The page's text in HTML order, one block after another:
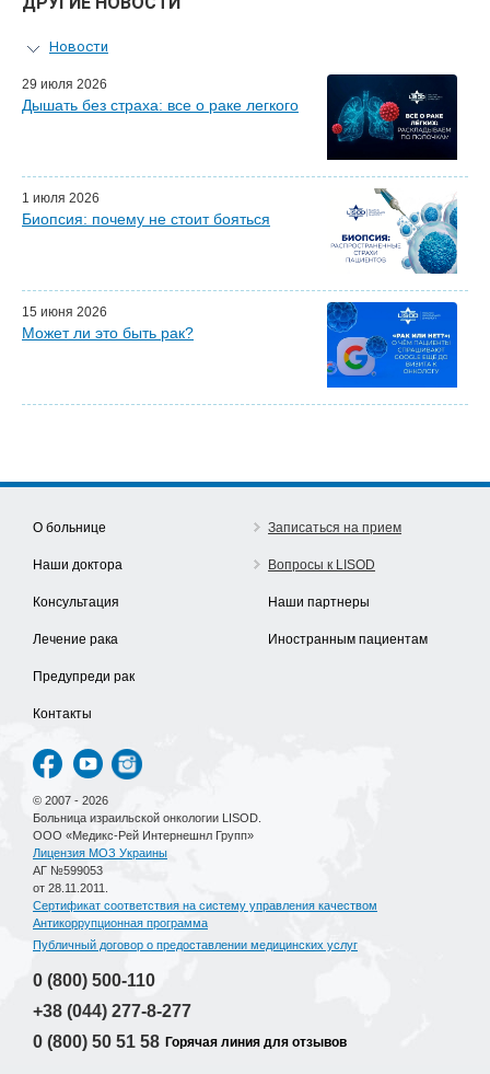
Новости
Персональный гид
Мастер-классы для врачей
Наши партнеры
29 июля 2026
Дышать без страха: все о раке легкого
1 июля 2026
Биопсия: почему не стоит бояться
15 июня 2026
Может ли это быть рак?
О больнице
Наши доктора
Консультация
Лечение рака
Предупреди рак
Контакты
Записаться на прием
Вопросы к LISOD
Наши партнеры
Иностранным пациентам
© 2007 - 2026
Больница израильской онкологии LISOD.
ООО «Медикс-Рей Интернешнл Групп»
Лицензия МОЗ Украины
АГ №599053
от 28.11.2011.
Сертификат соответствия на систему управления качеством
Антикоррупционная программа
Публичный договор о предоставлении медицинских услуг
0 (800) 500-110
+38 (044) 277-8-277
0 (800) 50 51 58 Горячая линия для отзывов